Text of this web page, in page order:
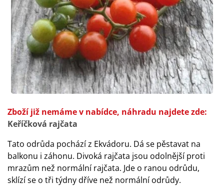
Zboží již nemáme v nabídce, náhradu najdete zde:
Keříčková rajčata
Tato odrůda pochází z Ekvádoru. Dá se pěstavat na
balkonu i záhonu. Divoká rajčata jsou odolnější proti
mrazům než normální rajčata. Jde o ranou odrůdu,
sklízí se o tři týdny dříve než normální odrůdy.